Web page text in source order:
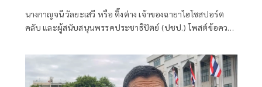
สีน้ำเงินกินรวบประเทศ
นางกาญจนี วัลยะเสวี หรือ ติ๊งต่าง เจ้าของฉายาไฮโซสปอร์ต
คลับ และผู้สนับสนุนพรรคประชาธิปัตย์ (ปชป.) โพสต์ข้อความ
ขวัญ เจ้าของสูตรน้ำมันกัญชา ได้ออกมาโจมตีนายอภิสิทธิ์ เวช
ชาชีวะ หัวหน้าพรรคประชาธิปัตย์ โดยนางกาญจนีระบุว่า
"นายเดชาอย่าพยายามโยง"